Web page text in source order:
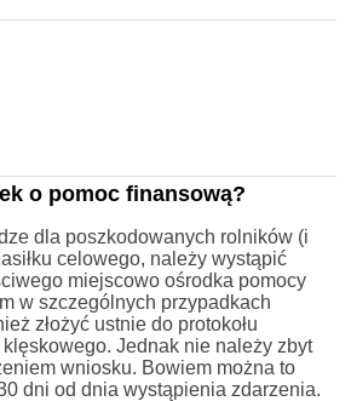
o pomoc finansową?
dla poszkodowanych rolników (i
celowego, należy wystąpić
miejscowo ośrodka pomocy
w szczególnych przypadkach
złożyć ustnie do protokołu
Jednak nie należy zbyt
wniosku. Bowiem można to
dni od dnia wystąpienia zdarzenia.